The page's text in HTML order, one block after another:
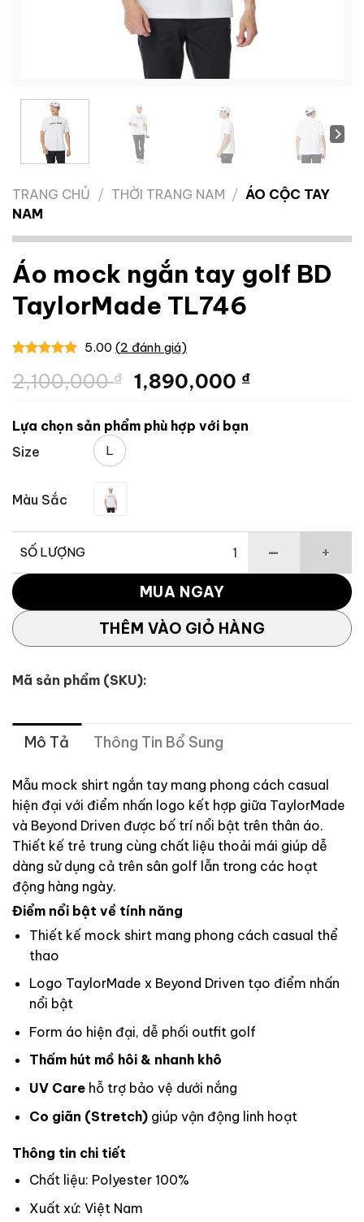
TRANG CHỦ / THỜI TRANG NAM / ÁO CỘC TAY
NAM
Áo mock ngắn tay golf BD
TaylorMade TL746
dựa trên
đánh giá
5.00 (2 đánh giá)
2,100,000₫
Giá
là:
2,100,000 ₫.
1,890,000 ₫Giá
Lựa chọn sản phẩm phù hợp với bạn
Size
L
Màu Sắc
SỐ LƯỢNG
Áo mock ngắn tay golf BD TaylorMade TL746 số lượng
THÊM VÀO GIỎ HÀNG
MUA NGAY
Mã sản phẩm (SKU):
Mô Tả Thông Tin Bổ Sung
Mẫu mock shirt ngắn tay mang phong cách casual
hiện đại với điểm nhấn logo kết hợp giữa TaylorMade
và Beyond Driven được bố trí nổi bật trên thân áo.
Thiết kế trẻ trung cùng chất liệu thoải mái giúp dễ
dàng sử dụng cả trên sân golf lẫn trong các hoạt
động hàng ngày.
Điểm nổi bật về tính năng
Thiết kế mock shirt mang phong cách casual thể
thao
Logo TaylorMade x Beyond Driven tạo điểm nhấn
nổi bật
Form áo hiện đại, dễ phối outfit golf
Thấm hút mồ hôi & nhanh khô
UV Carehỗ trợ bảo vệ dưới nắng
Co giãn (Stretch)giúp vận động linh hoạt
Thông tin chi tiết
Chất liệu: Polyester 100%
Xuất xứ: Việt Nam